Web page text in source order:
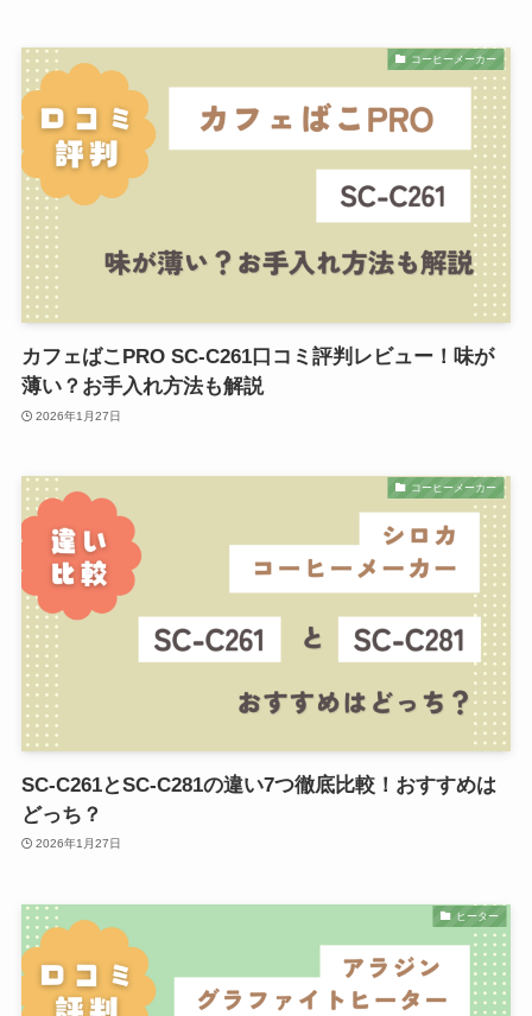
コーヒーメーカー
カフェばこPRO SC-C261口コミ評判レビュー！味が
薄い？お手入れ方法も解説
2026年1月27日
コーヒーメーカー
SC-C261とSC-C281の違い7つ徹底比較！おすすめは
どっち？
2026年1月27日
ヒーター